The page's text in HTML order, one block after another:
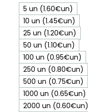
5 un (1.60€un)
10 un (1.45€un)
25 un (1.20€un)
50 un (1.10€un)
100 un (0.95€un)
250 un (0.80€un)
500 un (0.75€un)
1000 un (0.65€un)
2000 un (0.60€un)